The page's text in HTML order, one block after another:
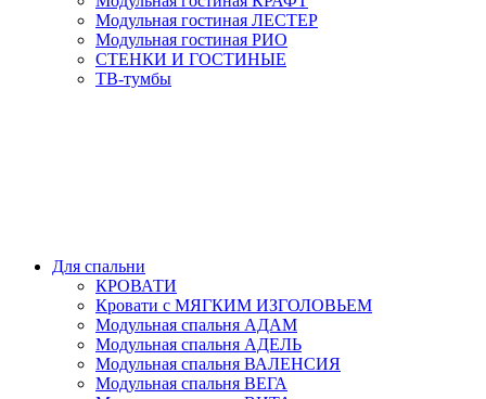
Модульная гостиная ЛЕСТЕР
Модульная гостиная РИО
СТЕНКИ И ГОСТИНЫЕ
ТВ-тумбы
Для спальни
КРОВАТИ
Кровати с МЯГКИМ ИЗГОЛОВЬЕМ
Модульная спальня АДАМ
Модульная спальня АДЕЛЬ
Модульная спальня ВАЛЕНСИЯ
Модульная спальня ВЕГА